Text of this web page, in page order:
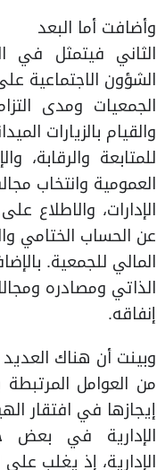
وأضافت أما البعد
الثاني فيتمثل في
الشؤون الاجتماعية
الجمعيات ومدى
والقيام بالزيارات
للمتابعة والرقابة،
العمومية وانتخاب
الإدارات، والاطلاع
عن الحساب الختامي
المالي للجمعية.
الذاتي ومصادره
إنفاقه.
وبينت أن هناك العديد
من العوامل
إيجازها في افتقار
الإدارية في بعض
الإدارية، إذ يغلب